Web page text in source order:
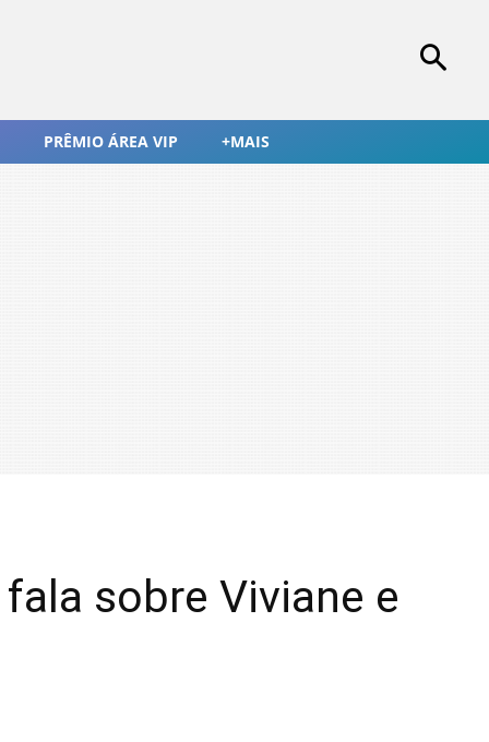
PRÊMIO ÁREA VIP +MAIS
sobre Viviane e